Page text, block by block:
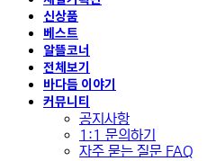
신상품
베스트
알뜰코너
전체보기
바다듬 이야기
커뮤니티
공지사항
1:1 문의하기
자주 묻는 질문 FAQ